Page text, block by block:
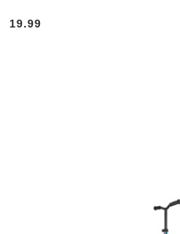
Cena:
19.99